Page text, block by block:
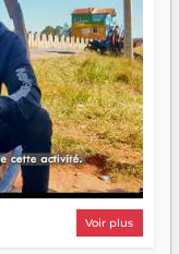
Voir plus